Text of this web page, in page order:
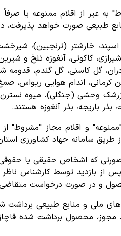
غیر از اقلام ممنوعه یا
طبیعی صورت خواهد پذیرفت،
خارشتر (ترنجبین)،
کاکوتی، آنغوزه تلخ و
گل کاسنی، گل گندم، قدومه
اندام هوایی ریواس،
وحشی (جنگلی)، میوه
باریجه، بذر آنغوزه هستند.
و اقلام مجاز
طریق سامانه جهاد کشاورزی
صورتی که اشخاص حقیقی یا
از بازدید توسط کارشناس
و در صورت درخواست متقاضی
و منابع طبیعی برداشت